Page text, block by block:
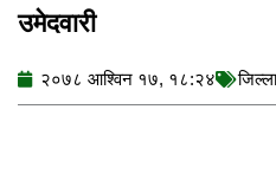
उमेदवारी
२०७८ आश्विन १७, १८:२४